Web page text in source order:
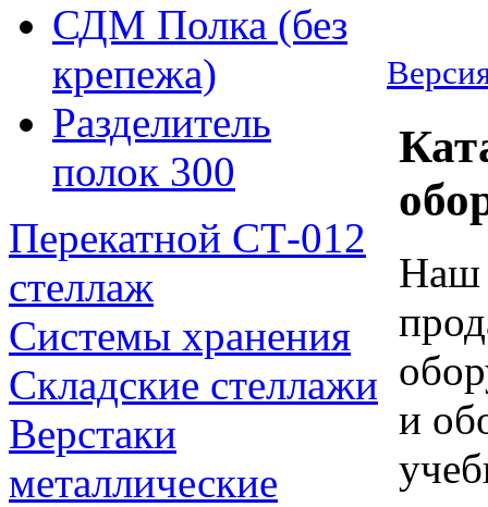
СДМ Полка (без
крепежа)
Разделитель
полок 300
Перекатной СТ-012
стеллаж
Системы хранения
Складские стеллажи
Верстаки
металлические
Наш
и